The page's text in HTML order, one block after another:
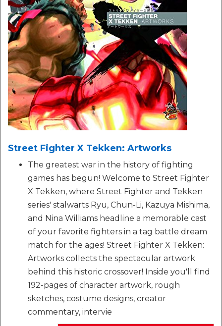
Street Fighter X Tekken: Artworks
The greatest war in the history of fighting
games has begun! Welcome to Street Fighter
X Tekken, where Street Fighter and Tekken
series' stalwarts Ryu, Chun-Li, Kazuya Mishima,
and Nina Williams headline a memorable cast
of your favorite fighters in a tag battle dream
match for the ages! Street Fighter X Tekken:
Artworks collects the spectacular artwork
behind this historic crossover! Inside you'll find
192-pages of character artwork, rough
sketches, costume designs, creator
commentary, intervie